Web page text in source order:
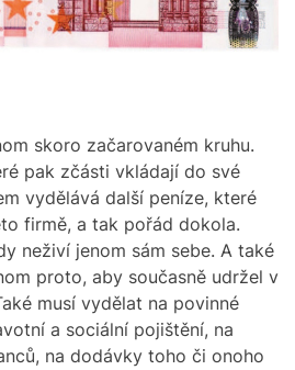
E
a
d
skoro začarovaném kruhu.
pak zčásti vkládají do své
vydělává další peníze, které
firmě, a tak pořád dokola.
neživí jenom sám sebe. A také
proto, aby současně udržel v
musí vydělat na povinné
a sociální pojištění, na
na dodávky toho či onoho